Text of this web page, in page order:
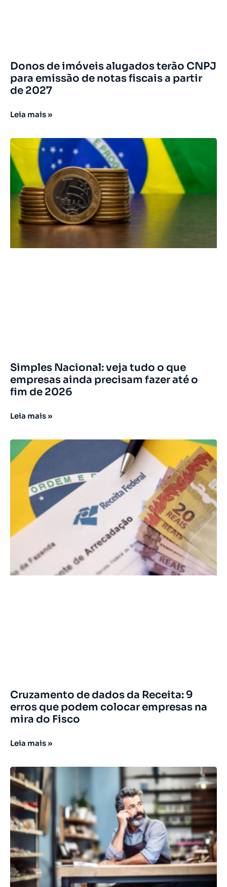
Donos de imóveis alugados terão CNPJ
para emissão de notas fiscais a partir
de 2027
Leia mais »
Simples Nacional: veja tudo o que
empresas ainda precisam fazer até o
fim de 2026
Leia mais »
Cruzamento de dados da Receita: 9
erros que podem colocar empresas na
mira do Fisco
Leia mais »